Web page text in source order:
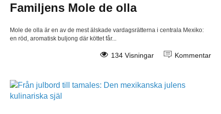
Familjens Mole de olla
Mole de olla är en av de mest älskade vardagsrätterna i centrala Mexiko:
en röd, aromatisk buljong där köttet får...
Kommentar
134 Visningar